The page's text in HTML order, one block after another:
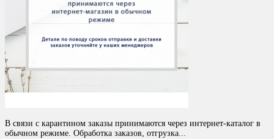
В связи с карантином заказы принимаются через интернет-каталог в
обычном режиме. Обработка заказов, отгрузка...